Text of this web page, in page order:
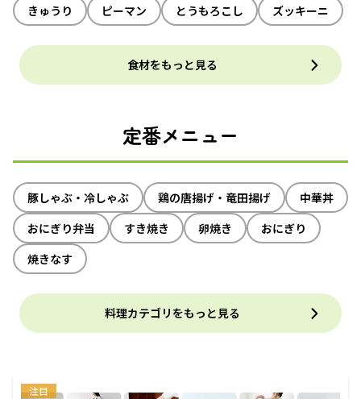
きゅうり
ピーマン とうもろこし ズッキーニ
食材をもっと見る
定番メニュー
豚しゃぶ・冷しゃぶ 鶏の唐揚げ・竜田揚げ
中華丼
おにぎり弁当
すき焼き 卵焼き
おにぎり
焼きなす
料理カテゴリをもっと見る
注目